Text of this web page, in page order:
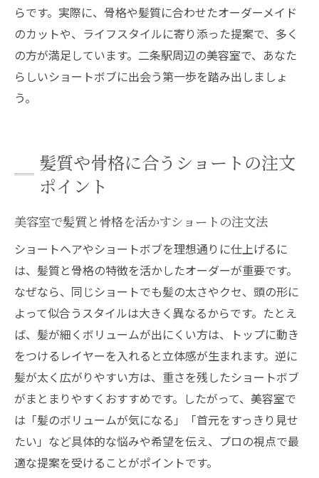
らです。実際に、骨格や髪質に合わせたオーダーメイド
のカットや、ライフスタイルに寄り添った提案で、多く
の方が満足しています。二条駅周辺の美容室で、あなた
らしいショートボブに出会う第一歩を踏み出しましょ
う。
髪質や骨格に合うショートの注文
ポイント
美容室で髪質と骨格を活かすショートの注文法
ショートヘアやショートボブを理想通りに仕上げるに
は、髪質と骨格の特徴を活かしたオーダーが重要です。
なぜなら、同じショートでも髪の太さやクセ、頭の形に
よって似合うスタイルは大きく異なるからです。たとえ
ば、髪が細くボリュームが出にくい方は、トップに動き
をつけるレイヤーを入れると立体感が生まれます。逆に
髪が太く広がりやすい方は、重さを残したショートボブ
がまとまりやすくおすすめです。したがって、美容室で
は「髪のボリュームが気になる」「首元をすっきり見せ
たい」など具体的な悩みや希望を伝え、プロの視点で最
適な提案を受けることがポイントです。